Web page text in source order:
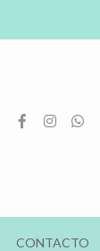
CONTACTO